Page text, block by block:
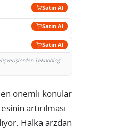
Satın Al
Satın Al
Satın Al
Teknoblog
en önemli konular
artırılması
Halka arzdan